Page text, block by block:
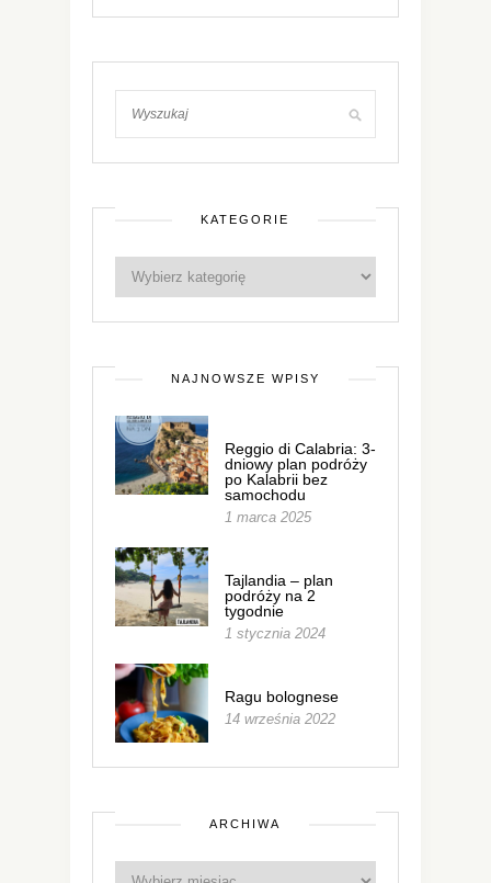
KATEGORIE
NAJNOWSZE WPISY
Reggio di Calabria: 3-
dniowy plan podróży
po Kalabrii bez
samochodu
1 marca 2025
Tajlandia – plan
podróży na 2
tygodnie
1 stycznia 2024
Ragu bolognese
14 września 2022
ARCHIWA